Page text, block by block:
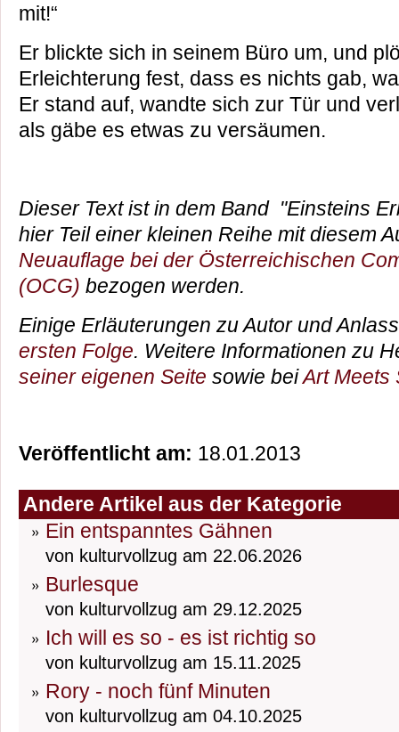
mit!“
Er blickte sich in seinem Büro um, und
Erleichterung fest, dass es nichts gab,
Er stand auf, wandte sich zur Tür und
als gäbe es etwas zu versäumen.
Dieser Text ist in dem Band "Einsteins
hier Teil einer kleinen Reihe mit diesem
Neuauflage bei der Österreichischen
(OCG) bezogen werden.
Einige Erläuterungen zu Autor und
ersten Folge. Weitere Informationen zu
seiner eigenen Seite sowie beiArt Meets
Veröffentlicht am: 18.01.2013
Andere Artikel aus der Kategorie
Ein entspanntes Gähnen
von kulturvollzug am 22.06.2026
Burlesque
von kulturvollzug am 29.12.2025
Ich will es so - es ist richtig so
von kulturvollzug am 15.11.2025
Rory - noch fünf Minuten
von kulturvollzug am 04.10.2025